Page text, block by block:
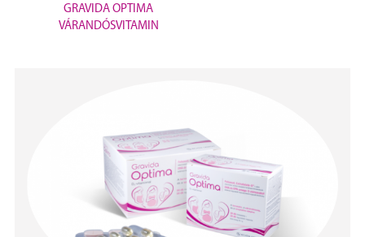
GRAVIDA OPTIMA
VÁRANDÓSVITAMIN